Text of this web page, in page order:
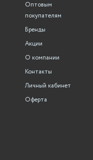
Оптовым
покупателям
Бренды
Акции
О компании
Контакты
Личный кабинет
Оферта